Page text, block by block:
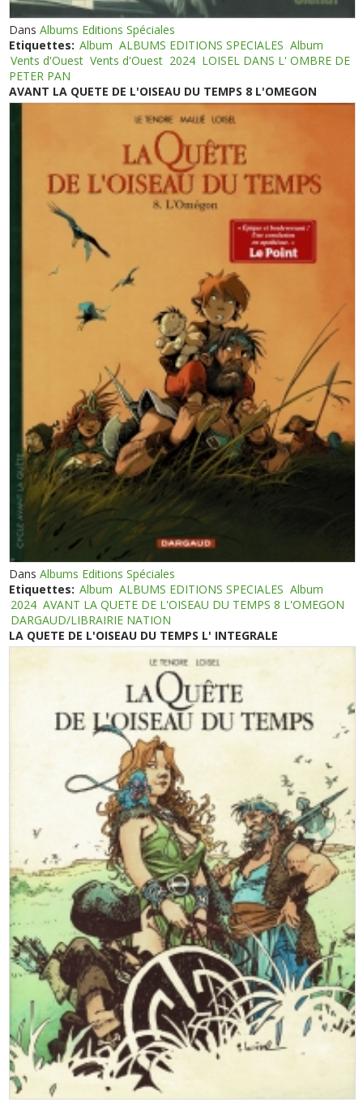
DansAlbums Editions Spéciales
Etiquettes: Album ALBUMS EDITIONS SPECIALES Album
Vents d'Ouest Vents d'Ouest 2024 LOISEL DANS L' OMBRE DE
PETER PAN
AVANT LA QUETE DE L'OISEAU DU TEMPS 8 L'OMEGON
DansAlbums Editions Spéciales
Etiquettes: Album ALBUMS EDITIONS SPECIALES Album
2024 AVANT LA QUETE DE L'OISEAU DU TEMPS 8 L'OMEGON
DARGAUD/LIBRAIRIE NATION
LA QUETE DE L'OISEAU DU TEMPS L' INTEGRALE